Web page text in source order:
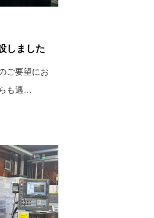
しました
ご要望にお
も邁…